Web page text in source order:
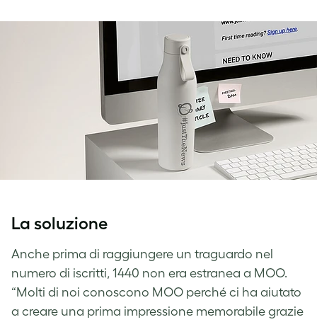
La soluzione
Anche prima di raggiungere un traguardo nel
numero di iscritti, 1440 non era estranea a MOO.
“Molti di noi conoscono MOO perché ci ha aiutato
a creare una prima impressione memorabile grazie